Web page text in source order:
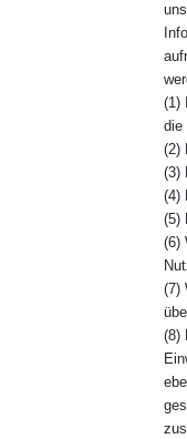
(1)
die
(2)
(3)
(4)
(5)
(6)
(7)
(8)